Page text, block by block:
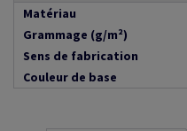
Matériau
Grammage (g/m²)
Sens de fabrication
Couleur de base